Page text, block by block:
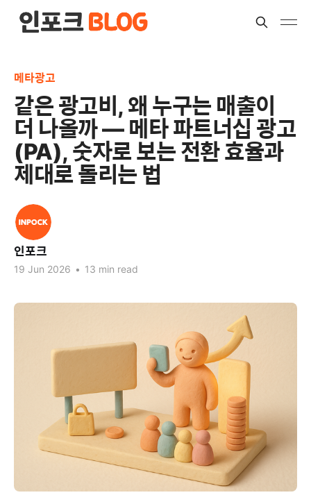
메타광고
같은 광고비, 왜 누구는 매출이
더 나올까 — 메타 파트너십 광고
(PA), 숫자로 보는 전환 효율과
제대로 돌리는 법
인포크
19 Jun 2026 • 13 min read